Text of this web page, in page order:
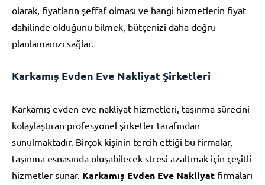
olarak, fiyatların şeffaf olması ve hangi hizmetlerin fiyat
dahilinde olduğunu bilmek, bütçenizi daha doğru
planlamanızı sağlar.
Karkamış Evden Eve Nakliyat Şirketleri
Karkamış evden eve nakliyat hizmetleri, taşınma sürecini
kolaylaştıran profesyonel şirketler tarafından
sunulmaktadır. Birçok kişinin tercih ettiği bu firmalar,
taşınma esnasında oluşabilecek stresi azaltmak için çeşitli
hizmetler sunar. Karkamış Evden Eve Nakliyat firmaları